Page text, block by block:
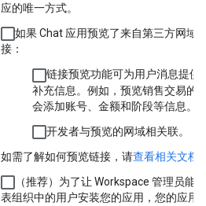
应的唯一方式。
如果 Chat 应用预览了来自第三方网域
接：
链接预览功能可为用户消息提供
补充信息。例如，预览销售交易的
会添加账号、金额和阶段等信息。
开发者与预览的网域相关联。
如需了解如何预览链接，请查看相关文档
（推荐）为了让 Workspace 管理员能
表组织中的用户安装您的应用，您的应用